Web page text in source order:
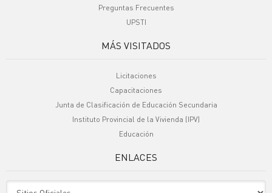
Preguntas Frecuentes
UPSTI
MÁS VISITADOS
Licitaciones
Capacitaciones
Junta de Clasificación de Educación Secundaria
Instituto Provincial de la Vivienda (IPV)
Educación
ENLACES